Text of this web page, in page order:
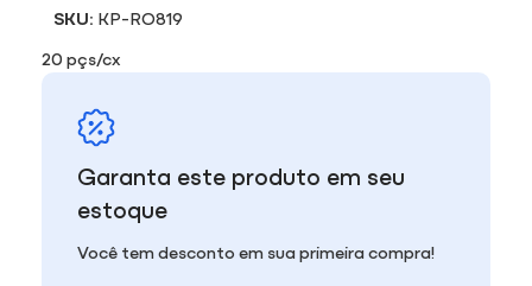
SKU: KP-RO819
20 pçs/cx
Garanta este produto em seu
estoque
Você tem desconto em sua primeira compra!